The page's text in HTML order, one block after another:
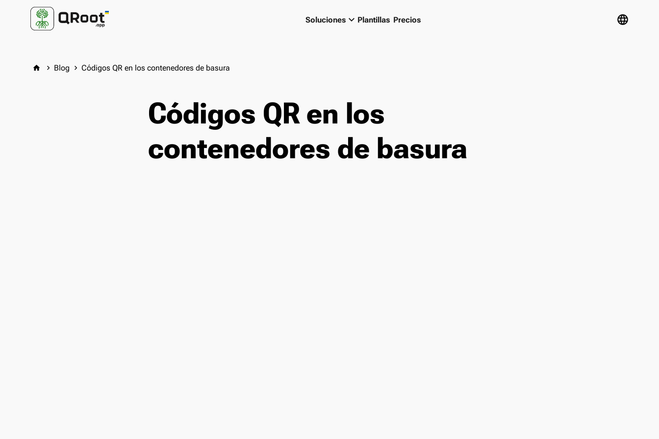
Solucioneskeyboard_arrow_down Plantillas Precios language
home keyboard_arrow_right Blog keyboard_arrow_right Códigos QR en los contenedores de basura
Códigos QR en los
contenedores de basura